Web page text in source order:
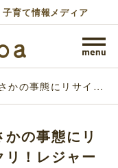
育て情報メディア
かの事態にリサイク
のマンガ堂
かの事態にリ
！レジャー